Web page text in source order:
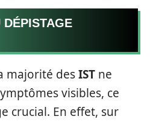
DÉPISTAGE
majorité desIST ne
visibles, ce
crucial. En effet, sur